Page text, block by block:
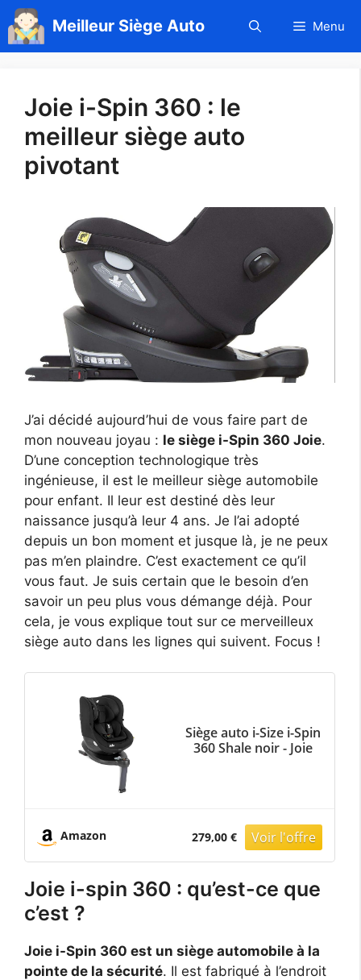
Aller
au
contenu
Meilleur Siège Auto Menu
Joie i-Spin 360 : le
meilleur siège auto
pivotant
J’ai décidé aujourd’hui de vous faire part de
mon nouveau joyau : le siège i-Spin 360 Joie.
D’une conception technologique très
ingénieuse, il est le meilleur siège automobile
pour enfant. Il leur est destiné dès leur
naissance jusqu’à leur 4 ans. Je l’ai adopté
depuis un bon moment et jusque là, je ne peux
pas m’en plaindre. C’est exactement ce qu’il
vous faut. Je suis certain que le besoin d’en
savoir un peu plus vous démange déjà. Pour
cela, je vous explique tout sur ce merveilleux
siège auto dans les lignes qui suivent. Focus !
Siège auto i-Size i-Spin
360 Shale noir - Joie
Amazon 279,00 €
Joie i-spin 360 : qu’est-ce que
c’est ?
Joie i-Spin 360 est un siège automobile à la
pointe de la sécurité. Il est fabriqué à l’endroit